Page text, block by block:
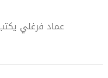
عماد فرغلي